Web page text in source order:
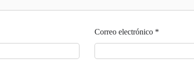
Correo electrónico *